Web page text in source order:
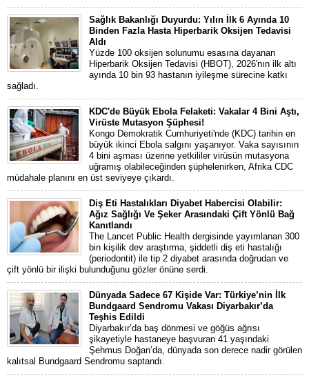
Sağlık Bakanlığı Duyurdu: Yılın İlk 6 Ayında 10
Binden Fazla Hasta Hiperbarik Oksijen Tedavisi
Aldı
Yüzde 100 oksijen solunumu esasına dayanan
Hiperbarik Oksijen Tedavisi (HBOT), 2026'nın ilk altı
ayında 10 bin 93 hastanın iyileşme sürecine katkı
sağladı.
KDC'de Büyük Ebola Felaketi: Vakalar 4 Bini Aştı,
Virüste Mutasyon Şüphesi!
Kongo Demokratik Cumhuriyeti'nde (KDC) tarihin en
büyük ikinci Ebola salgını yaşanıyor. Vaka sayısının
4 bini aşması üzerine yetkililer virüsün mutasyona
uğramış olabileceğinden şüphelenirken, Afrika CDC
müdahale planını en üst seviyeye çıkardı.
Diş Eti Hastalıkları Diyabet Habercisi Olabilir:
Ağız Sağlığı Ve Şeker Arasındaki Çift Yönlü Bağ
Kanıtlandı
The Lancet Public Health dergisinde yayımlanan 300
bin kişilik dev araştırma, şiddetli diş eti hastalığı
(periodontit) ile tip 2 diyabet arasında doğrudan ve
çift yönlü bir ilişki bulunduğunu gözler önüne serdi.
Dünyada Sadece 67 Kişide Var: Türkiye’nin İlk
Bundgaard Sendromu Vakası Diyarbakır’da
Teşhis Edildi
Diyarbakır’da baş dönmesi ve göğüs ağrısı
şikayetiyle hastaneye başvuran 41 yaşındaki
Şehmus Doğan’da, dünyada son derece nadir görülen
kalıtsal Bundgaard Sendromu saptandı.